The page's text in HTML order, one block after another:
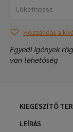
Hozzáadás a
Egyedi igények
van lehetőség
KIEGÉSZÍTŐ
LEÍRÁS